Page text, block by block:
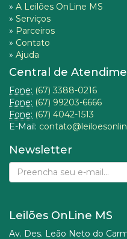
» A Leilões OnLine MS
» Serviços
» Parceiros
» Contato
» Ajuda
Central de
Fone: (67) 3388-0216
Fone: (67) 99203-6666
Fone: (67) 4042-1513
E-Mail:
Newsletter
Leilões OnLine MS
Av. Des. Leão Neto do